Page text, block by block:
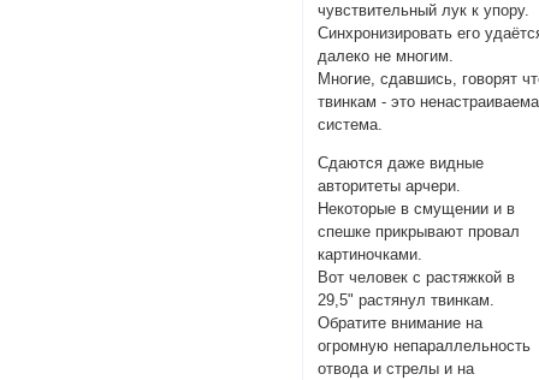
чувствительный лук к упору.
Синхронизировать его
далеко не многим.
Многие, сдавшись, говорят
твинкам - это
система.
Сдаются даже видные
авторитеты арчери.
Некоторые в смущении и в
спешке прикрывают провал
картиночками.
Вот человек с растяжкой в
29,5" растянул твинкам.
Обратите внимание на
огромную непараллельность
отвода и стрелы и на